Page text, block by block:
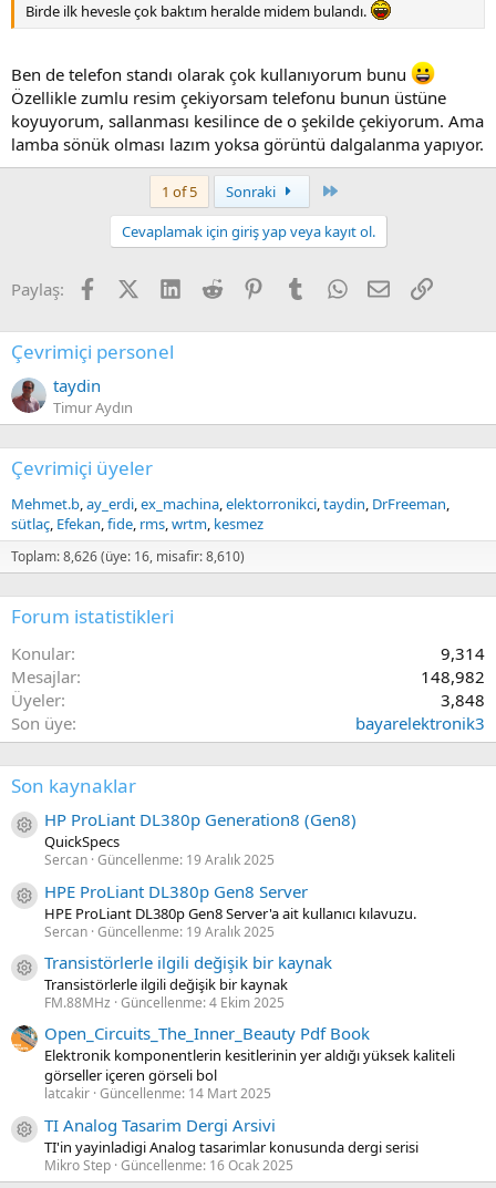
Birde ilk hevesle çok baktım heralde midem bulandı.
Ben de telefon standı olarak çok kullanıyorum bunu
Özellikle zumlu resim çekiyorsam telefonu bunun üstüne
koyuyorum, sallanması kesilince de o şekilde çekiyorum. Ama
lamba sönük olması lazım yoksa görüntü dalgalanma yapıyor.
1 of 5 Sonraki
Cevaplamak için giriş yap veya kayıt ol.
Paylaş: FacebookX (Twitter)
LinkedIn
Reddit PinterestTumblrWhatsApp
E-postaLink
Çevrimiçi personel
taydin
Timur Aydın
Çevrimiçi üyeler
Mehmet.b ay_erdi ex_machina elektorronikci taydin DrFreeman
sütlaç Efekan fide rms wrtm kesmez
Toplam: 8,626 (üye: 16, misafir: 8,610)
Forum istatistikleri
Konular
9,314
Mesajlar
148,982
Üyeler
3,848
Son üye
bayarelektronik3
Son kaynaklar
Kaynak ikon/amblem
HP ProLiant DL380p Generation8 (Gen8)
QuickSpecs
Sercan Güncellenme: 19 Aralık 2025
Kaynak ikon/amblem
HPE ProLiant DL380p Gen8 Server
HPE ProLiant DL380p Gen8 Server'a ait kullanıcı kılavuzu.
Sercan Güncellenme: 19 Aralık 2025
Kaynak ikon/amblem
Transistörlerle ilgili değişik bir kaynak
Transistörlerle ilgili değişik bir kaynak
FM.88MHz Güncellenme:4 Ekim 2025
Open_Circuits_The_Inner_Beauty Pdf Book
Elektronik komponentlerin kesitlerinin yer aldığı yüksek kaliteli
görseller içeren görseli bol
latcakir Güncellenme: 14 Mart 2025
Kaynak ikon/amblem
TI Analog Tasarim Dergi Arsivi
TI'in yayinladigi Analog tasarimlar konusunda dergi serisi
Mikro Step Güncellenme: 16 Ocak 2025